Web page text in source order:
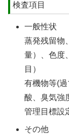
検査項目
一般性状
蒸発残留物
量）、色度
目）
有機物等(
酸、臭気強
管理目標設
その他